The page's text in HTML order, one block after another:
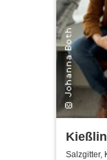
Salzgitter,